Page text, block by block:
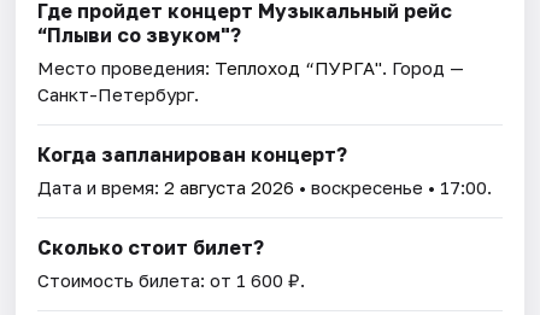
Где пройдет концерт Музыкальный рейс
“Плыви со звуком"?
Место проведения: Теплоход “ПУРГА". Город —
Санкт-Петербург.
Когда запланирован концерт?
Дата и время:2 августа 2026 • воскресенье • 17:00.
Сколько стоит билет?
Стоимость билета: от 1 600 ₽.